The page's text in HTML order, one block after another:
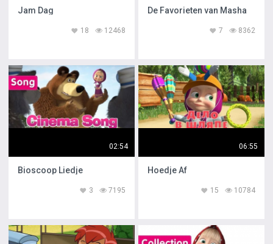
Jam Dag
12468
18
De Favorieten van Masha
8362
7
02:54
Bioscoop Liedje
7195
3
06:55
Hoedje Af
10784
15